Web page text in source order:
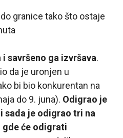
granice tako što ostaje
savršeno ga izvršava.
da je uronjen u
bi bio konkurentan na
do 9. juna). Odigrao je
sada je odigrao tri na
gde će odigrati